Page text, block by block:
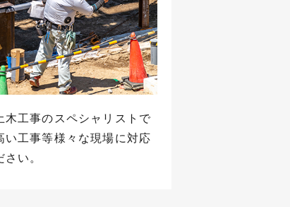
木工事のスペシャリストで
工事等様々な現場に対応
い。